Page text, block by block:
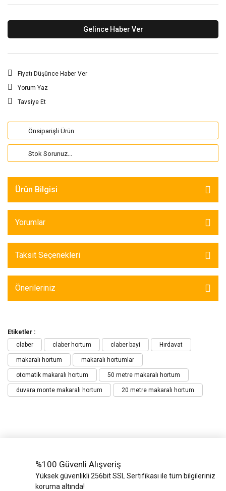
Gelince Haber Ver
Fiyatı Düşünce Haber Ver
Yorum Yaz
Tavsiye Et
Önsiparişli Ürün
Stok Sorunuz...
Ürün Bilgisi
Yorumlar
Taksit Seçenekleri
Önerileriniz
Etiketler :
claber
claber hortum claber bayi Hırdavat
makaralı hortum makaralı hortumlar
otomatik makaralı hortum 50 metre makaralı hortum
duvara monte makaralı hortum 20 metre makaralı hortum
%100 Güvenli Alışveriş
Yüksek güvenlikli 256bit SSL Sertifikası ile tüm bilgileriniz
koruma altında!